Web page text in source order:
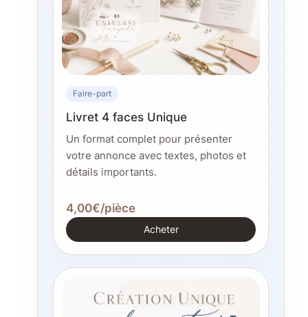
Faire-part
Livret 4 faces Unique
Un format complet pour présenter
votre annonce avec textes, photos et
détails importants.
4,00€/pièce
Acheter